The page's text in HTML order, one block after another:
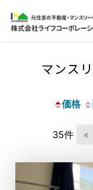
マンス
価格
35件 «